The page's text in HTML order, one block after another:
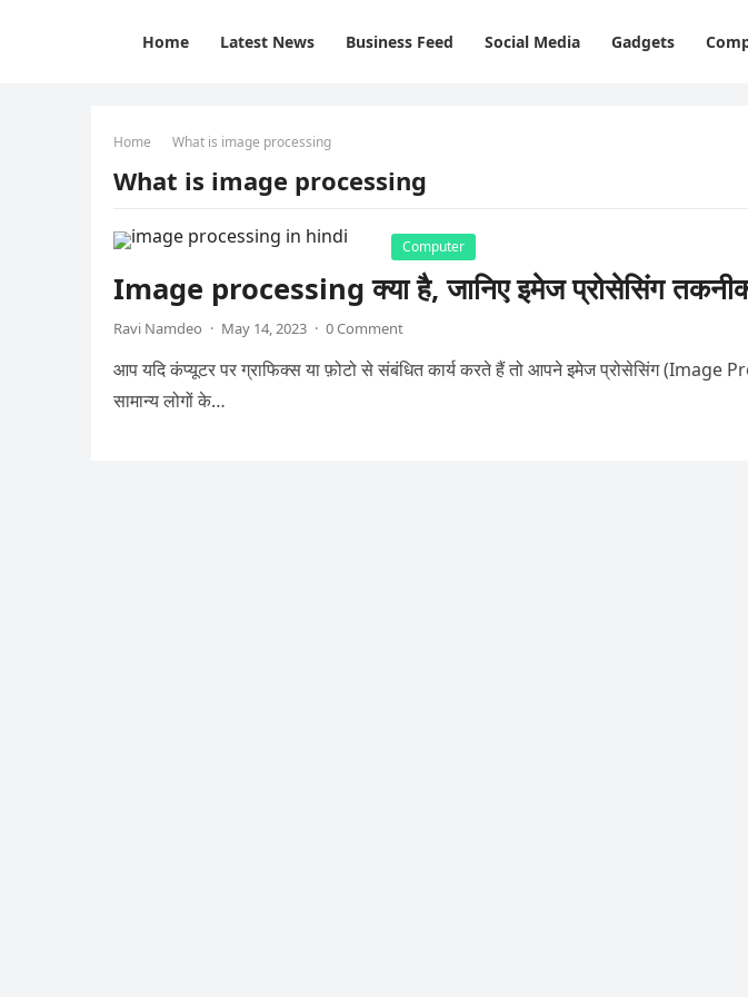
Home Latest News Business Feed Social Media Gadgets
Home What is image processing
What is image processing
Computer
Image processing क्या है, जानिए इमेज प्रोसेसिंग
Ravi Namdeo · May 14, 2023 · 0 Comment
आप यदि कंप्यूटर पर ग्राफिक्स या फ़ोटो से संबंधित कार्य करते हैं तो आपने इमेज प्रोसेसिंग (Image
सामान्य लोगों के…